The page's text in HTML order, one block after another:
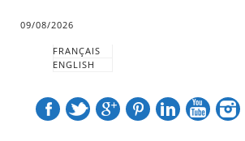
09/08/2026
FRANÇAIS
ENGLISH